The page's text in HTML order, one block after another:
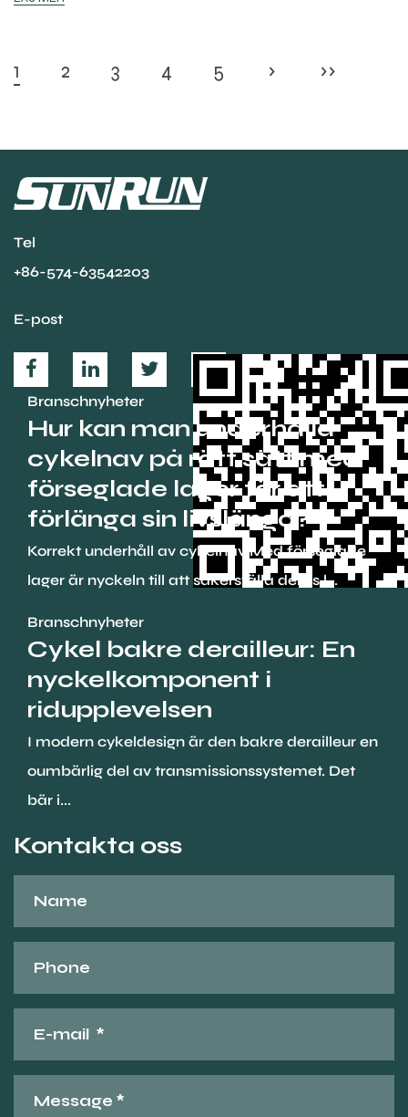
1 2 3 4 5 › ››
Tel
+86-574-63542203
E-post
Branschnyheter
Hur kan man underhålla
cykelnav på rätt sätt med
förseglade lager för att
förlänga sin livslängd?
Korrekt underhåll av cykelnav Med förseglade
lager är nyckeln till att säkerställa deras l...
Branschnyheter
Cykel bakre derailleur: En
nyckelkomponent i
ridupplevelsen
I modern cykeldesign är den bakre derailleur en
oumbärlig del av transmissionssystemet. Det
bär i...
Kontakta oss